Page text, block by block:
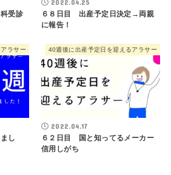
受診
2022.04.25
６８日目 出産予定日決定→両親
に報告！
ラサー
し
40週後に出産予定日を迎えるアラサー
2022.04.17
６２日目 国と知ってるメーカー
信用しがち